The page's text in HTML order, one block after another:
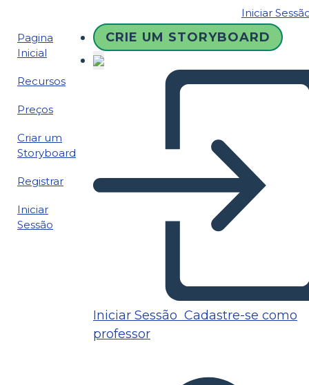
Iniciar
Pagina
Inicial
Recursos
Preços
Criar um
Storyboard
Registrar
Iniciar
Sessão
CRIE UM STORYBOARD
Iniciar Sessão Cadastre-se como
professor